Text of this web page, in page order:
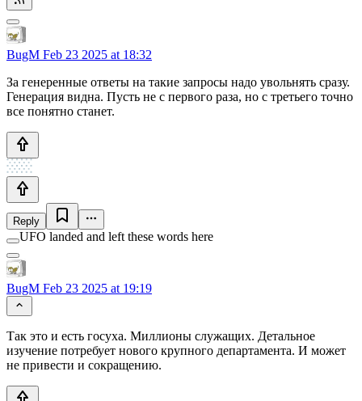
BugM Feb 23 2025 at 18:32
За генеренные ответы на такие запросы надо увольнять сразу.
Генерация видна. Пусть не с первого раза, но с третьего точно
все понятно станет.
Reply
UFO landed and left these words here
BugM Feb 23 2025 at 19:19
Так это и есть госуха. Миллионы служащих. Детальное
изучение потребует нового крупного департамента. И может
не привести и сокращению.